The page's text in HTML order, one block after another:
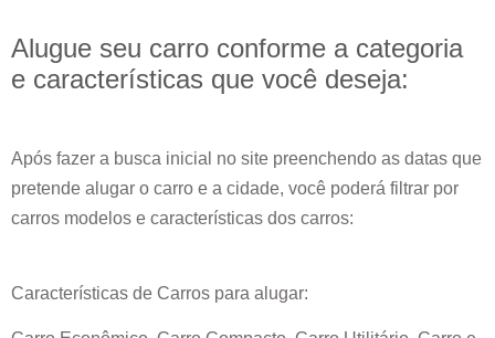
Alugue seu carro conforme a categoria
e características que você deseja:
Após fazer a busca inicial no site preenchendo as datas que
pretende alugar o carro e a cidade, você poderá filtrar por
carros modelos e características dos carros:
Características de Carros para alugar: